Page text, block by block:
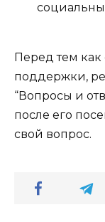
Перед тем как
поддержки,
“Вопросы и
после его
свой вопрос.